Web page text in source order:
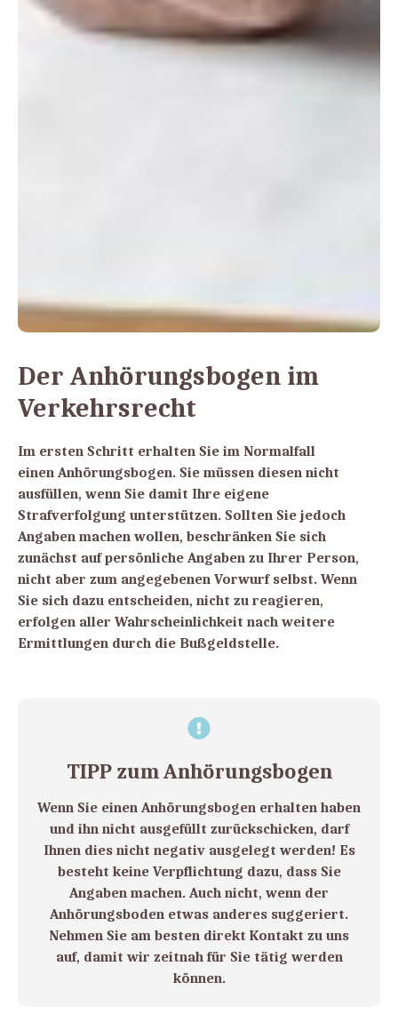
Der Anhörungsbogen im
Verkehrsrecht
Im ersten Schritt erhalten Sie im Normalfall
einen Anhörungsbogen. Sie müssen diesen nicht
ausfüllen, wenn Sie damit Ihre eigene
Strafverfolgung unterstützen. Sollten Sie jedoch
Angaben machen wollen, beschränken Sie sich
zunächst auf persönliche Angaben zu Ihrer Person,
nicht aber zum angegebenen Vorwurf selbst. Wenn
Sie sich dazu entscheiden, nicht zu reagieren,
erfolgen aller Wahrscheinlichkeit nach weitere
Ermittlungen durch die Bußgeldstelle.
TIPP zum Anhörungsbogen
Wenn Sie einen Anhörungsbogen erhalten haben
und ihn nicht ausgefüllt zurückschicken, darf
Ihnen dies nicht negativ ausgelegt werden! Es
besteht keine Verpflichtung dazu, dass Sie
Angaben machen. Auch nicht, wenn der
Anhörungsboden etwas anderes suggeriert.
Nehmen Sie am besten direkt Kontakt zu uns
auf, damit wir zeitnah für Sie tätig werden
können.